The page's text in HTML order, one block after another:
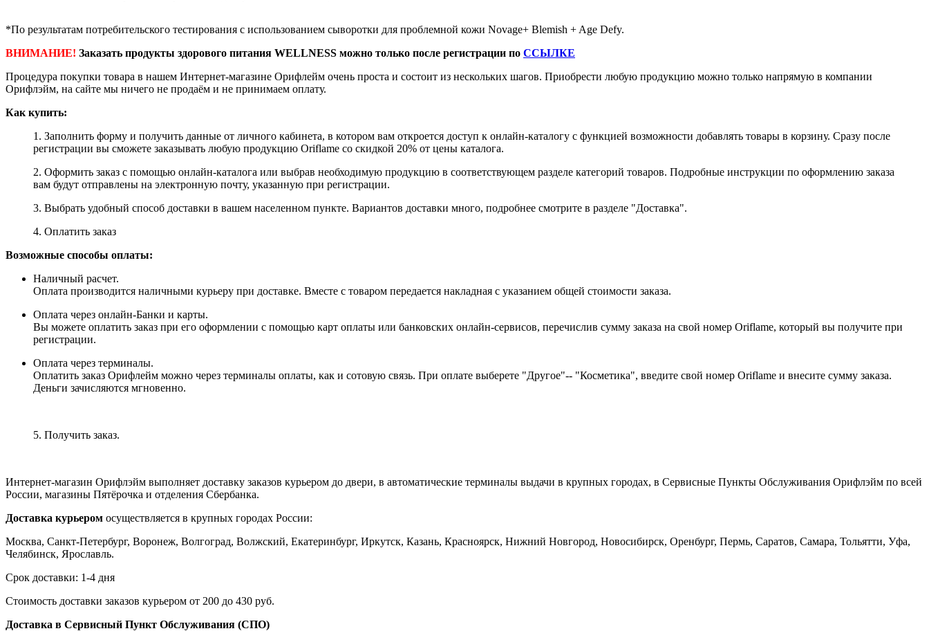
*По результатам потребительского тестирования с использованием сыворотки для проблемной кожи Novage+ Blemish + Age Defy.
ВНИМАНИЕ! Заказать продукты здорового питания WELLNESS можно только после регистрации по ССЫЛКЕ
Процедура покупки товара в нашем Интернет-магазине Орифлейм очень проста и состоит из нескольких шагов. Приобрести любую продукцию можно только напрямую в компании
Орифлэйм, на сайте мы ничего не продаём и не принимаем оплату.
Как купить:
1. Заполнить форму и получить данные от личного кабинета, в котором вам откроется доступ к онлайн-каталогу с функцией возможности добавлять товары в корзину. Сразу после
регистрации вы сможете заказывать любую продукцию Oriflame со скидкой 20% от цены каталога.
2. Оформить заказ с помощью онлайн-каталога или выбрав необходимую продукцию в соответствующем разделе категорий товаров. Подробные инструкции по оформлению заказа
вам будут отправлены на электронную почту, указанную при регистрации.
3. Выбрать удобный способ доставки в вашем населенном пункте. Вариантов доставки много, подробнее смотрите в разделе "Доставка".
4. Оплатить заказ
Возможные способы оплаты:
Наличный расчет.
Оплата производится наличными курьеру при доставке. Вместе с товаром передается накладная с указанием общей стоимости заказа.
Оплата через онлайн-Банки и карты.
Вы можете оплатить заказ при его оформлении с помощью карт оплаты или банковских онлайн-сервисов, перечислив сумму заказа на свой номер Oriflame, который вы получите при
регистрации.
Оплата через терминалы.
Оплатить заказ Орифлейм можно через терминалы оплаты, как и сотовую связь. При оплате выберете "Другое"-- "Косметика", введите свой номер Oriflame и внесите сумму заказа.
Деньги зачисляются мгновенно.
5. Получить заказ.
Интернет-магазин Орифлэйм выполняет доставку заказов курьером до двери, в автоматические терминалы выдачи в крупных городах, в Сервисные Пункты Обслуживания Орифлэйм по всей
России, магазины Пятёрочка и отделения Сбербанка.
Доставка курьером осуществляется в крупных городах России:
Москва, Санкт-Петербург, Воронеж, Волгоград, Волжский, Екатеринбург, Иркутск, Казань, Красноярск, Нижний Новгород, Новосибирск, Оренбург, Пермь, Саратов, Самара, Тольятти, Уфа,
Челябинск, Ярославль.
Срок доставки: 1-4 дня
Стоимость доставки заказов курьером от 200 до 430 руб.
Доставка в Сервисный Пункт Обслуживания (СПО)